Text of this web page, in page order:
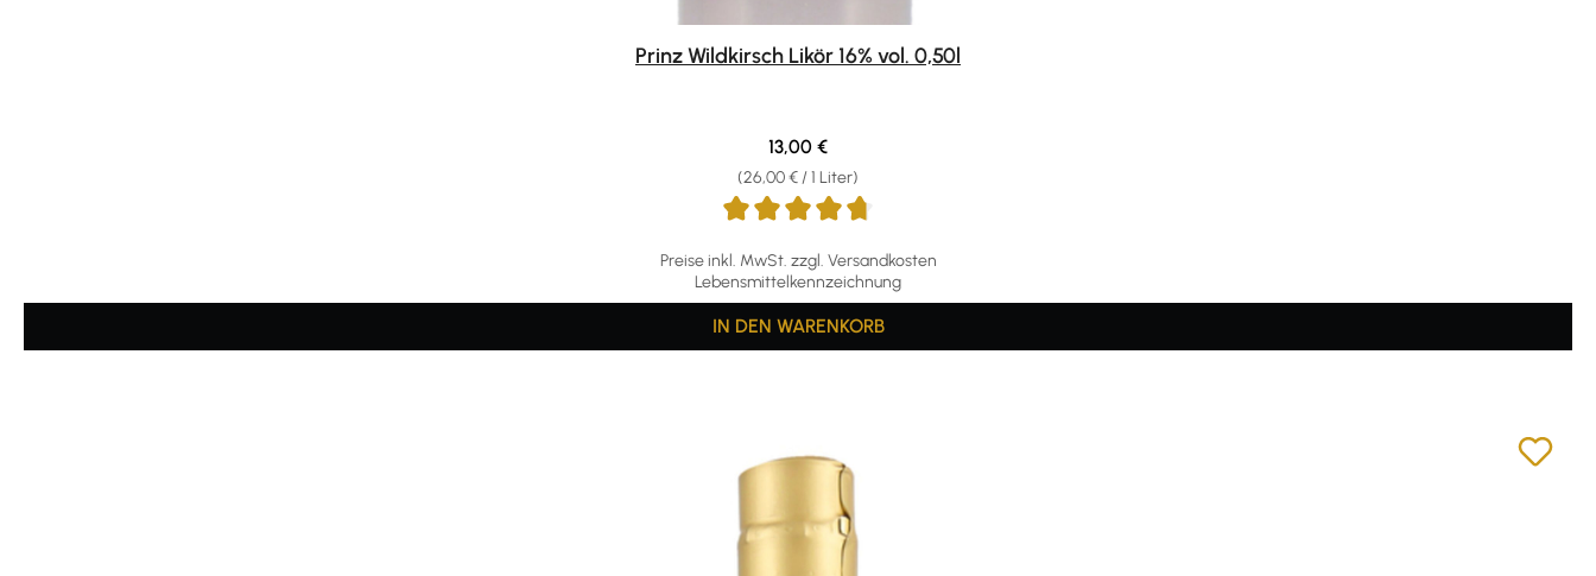
Prinz Wildkirsch Likör 16% vol. 0,50l
Preise inkl. MwSt. zzgl. Versandkosten
Lebensmittelkennzeichnung
(26,00 € / 1 Liter)
Regulärer Preis:
13,00 €
IN DEN WARENKORB